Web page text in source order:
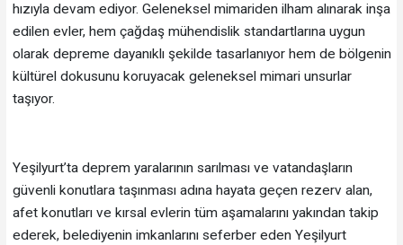
hızıyla devam ediyor. Geleneksel mimariden ilham alınarak inşa
edilen evler, hem çağdaş mühendislik standartlarına uygun
olarak depreme dayanıklı şekilde tasarlanıyor hem de bölgenin
kültürel dokusunu koruyacak geleneksel mimari unsurlar
taşıyor.
Yeşilyurt’ta deprem yaralarının sarılması ve vatandaşların
güvenli konutlara taşınması adına hayata geçen rezerv alan,
afet konutları ve kırsal evlerin tüm aşamalarını yakından takip
ederek, belediyenin imkanlarını seferber eden Yeşilyurt